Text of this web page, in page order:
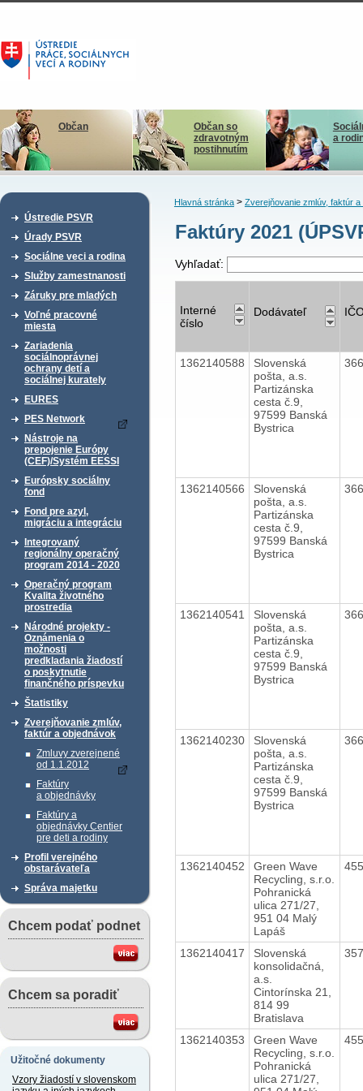
Občan
Občan so
zdravotným
postihnutím
a
Ústredie PSVR
Úrady PSVR
Sociálne veci a rodina
Služby zamestnanosti
Záruky pre mladých
Voľné pracovné
miesta
Zariadenia
sociálnoprávnej
ochrany detí a
sociálnej kurately
EURES
PES Network
Nástroje na
prepojenie Európy
(CEF)/Systém EESSI
Európsky sociálny
fond
Fond pre azyl,
migráciu a integráciu
Integrovaný
regionálny operačný
program 2014 - 2020
Operačný program
Kvalita životného
prostredia
Národné projekty -
Oznámenia o
možnosti
predkladania žiadostí
o poskytnutie
finančného príspevku
Štatistiky
Zverejňovanie zmlúv,
faktúr a objednávok
Zmluvy zverejnené
od 1.1.2012
Faktúry
a objednávky
Faktúry a
objednávky Centier
pre deti a rodiny
Profil verejného
obstarávateľa
Správa majetku
Chcem podať podnet
Chcem sa poradiť
Užitočné dokumenty
Vzory žiadostí v slovenskom
Hlavná stránka> Zverejňovanie zmlúv, faktúr a
Faktúry 2021
Vyhľadať:
Interné
číslo
Dodávateľ
1362140588
Slovenská
pošta, a.s.
Partizánska
cesta č.9,
97599 Banská
Bystrica
1362140566
Slovenská
pošta, a.s.
Partizánska
cesta č.9,
97599 Banská
Bystrica
1362140541
Slovenská
pošta, a.s.
Partizánska
cesta č.9,
97599 Banská
Bystrica
1362140230
Slovenská
pošta, a.s.
Partizánska
cesta č.9,
97599 Banská
Bystrica
1362140452
Green Wave
Recycling, s.r.o.
Pohranická
ulica 271/27,
951 04 Malý
Lapáš
1362140417
Slovenská
konsolidačná,
a.s.
Cintorínska 21,
814 99
Bratislava
1362140353
Green Wave
Recycling, s.r.o.
Pohranická
ulica 271/27,